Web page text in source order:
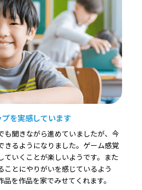
を実感しています
も聞きながら進めていましたが、今
きるようになりました。ゲーム感覚
ていくことが楽しいようです。また
ことにやりがいを感じているよう
を作品を家でみせてくれます。